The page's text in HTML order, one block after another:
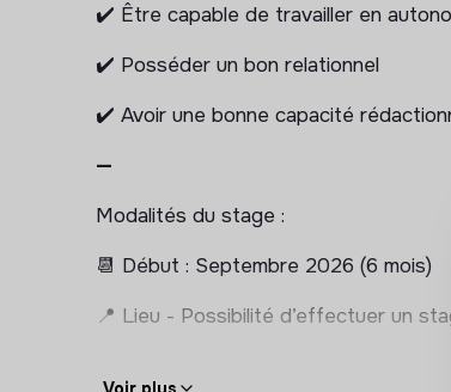
Participer aux diagnostics
(logistique, convocations, supports,
summary).
3. Accompagnement des
Participer aux suivis individuels tout
Co-animer des ateliers collectifs
Réaliser des mises en relation
4. Communication & valorisation
✔️ Être capable de travailler en
✔️ Posséder un bon relationnel
✔️ Avoir une bonne capacité
—
Modalités du stage :
📆 Début : Septembre 2026 (6 mois)
📍 Lieu - Possibilité d’effectuer un